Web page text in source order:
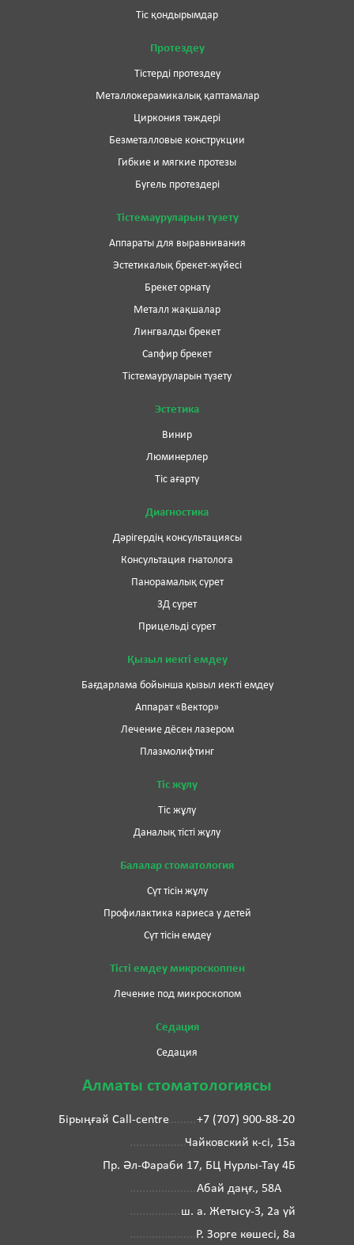
Тіс қондырымдар
Протездеу
Тістерді протездеу
Металлокерамикалық қаптамалар
Циркония тәждері
Безметалловые конструкции
Гибкие и мягкие протезы
Бугель протездері
Тістемауруларын түзету
Аппараты для выравнивания
Эстетикалық брекет-жүйесі
Брекет орнату
Металл жақшалар
Лингвалды брекет
Сапфир брекет
Тістемауруларын түзету
Эстетика
Винир
Люминерлер
Тіс ағарту
Диагностика
Дәрігердің консультациясы
Консультация гнатолога
Панорамалық сурет
3Д сурет
Прицельді сурет
Қызыл иекті емдеу
Бағдарлама бойынша қызыл иекті емдеу
Аппарат «Вектор»
Лечение дёсен лазером
Плазмолифтинг
Тіс жұлу
Тіс жұлу
Даналық тісті жұлу
Балалар стоматология
Сүт тісін жұлу
Профилактика кариеса у детей
Сүт тісін емдеу
Тісті емдеу микроскоппен
Лечение под микроскопом
Седация
Седация
Алматы стоматологиясы
Бірыңғай Call-centre
+7 (707) 900-88-20
Чайковский к-сі, 15а
Пр. Әл-Фараби 17, БЦ Нурлы-Тау 4Б
Абай даңғ., 58А
ш. а. Жетысу-3, 2а үй
Р. Зорге көшесі, 8а